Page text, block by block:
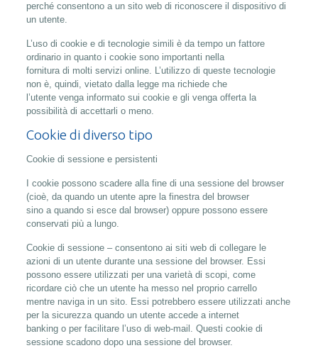
perché consentono a un sito web di riconoscere il dispositivo di
un utente.
L’uso di cookie e di tecnologie simili è da tempo un fattore
ordinario in quanto i cookie sono importanti nella
fornitura di molti servizi online. L’utilizzo di queste tecnologie
non è, quindi, vietato dalla legge ma richiede che
l’utente venga informato sui cookie e gli venga offerta la
possibilità di accettarli o meno.
Cookie di diverso tipo
Cookie di sessione e persistenti
I cookie possono scadere alla fine di una sessione del browser
(cioè, da quando un utente apre la finestra del browser
sino a quando si esce dal browser) oppure possono essere
conservati più a lungo.
Cookie di sessione – consentono ai siti web di collegare le
azioni di un utente durante una sessione del browser. Essi
possono essere utilizzati per una varietà di scopi, come
ricordare ciò che un utente ha messo nel proprio carrello
mentre naviga in un sito. Essi potrebbero essere utilizzati anche
per la sicurezza quando un utente accede a internet
banking o per facilitare l’uso di web-mail. Questi cookie di
sessione scadono dopo una sessione del browser.